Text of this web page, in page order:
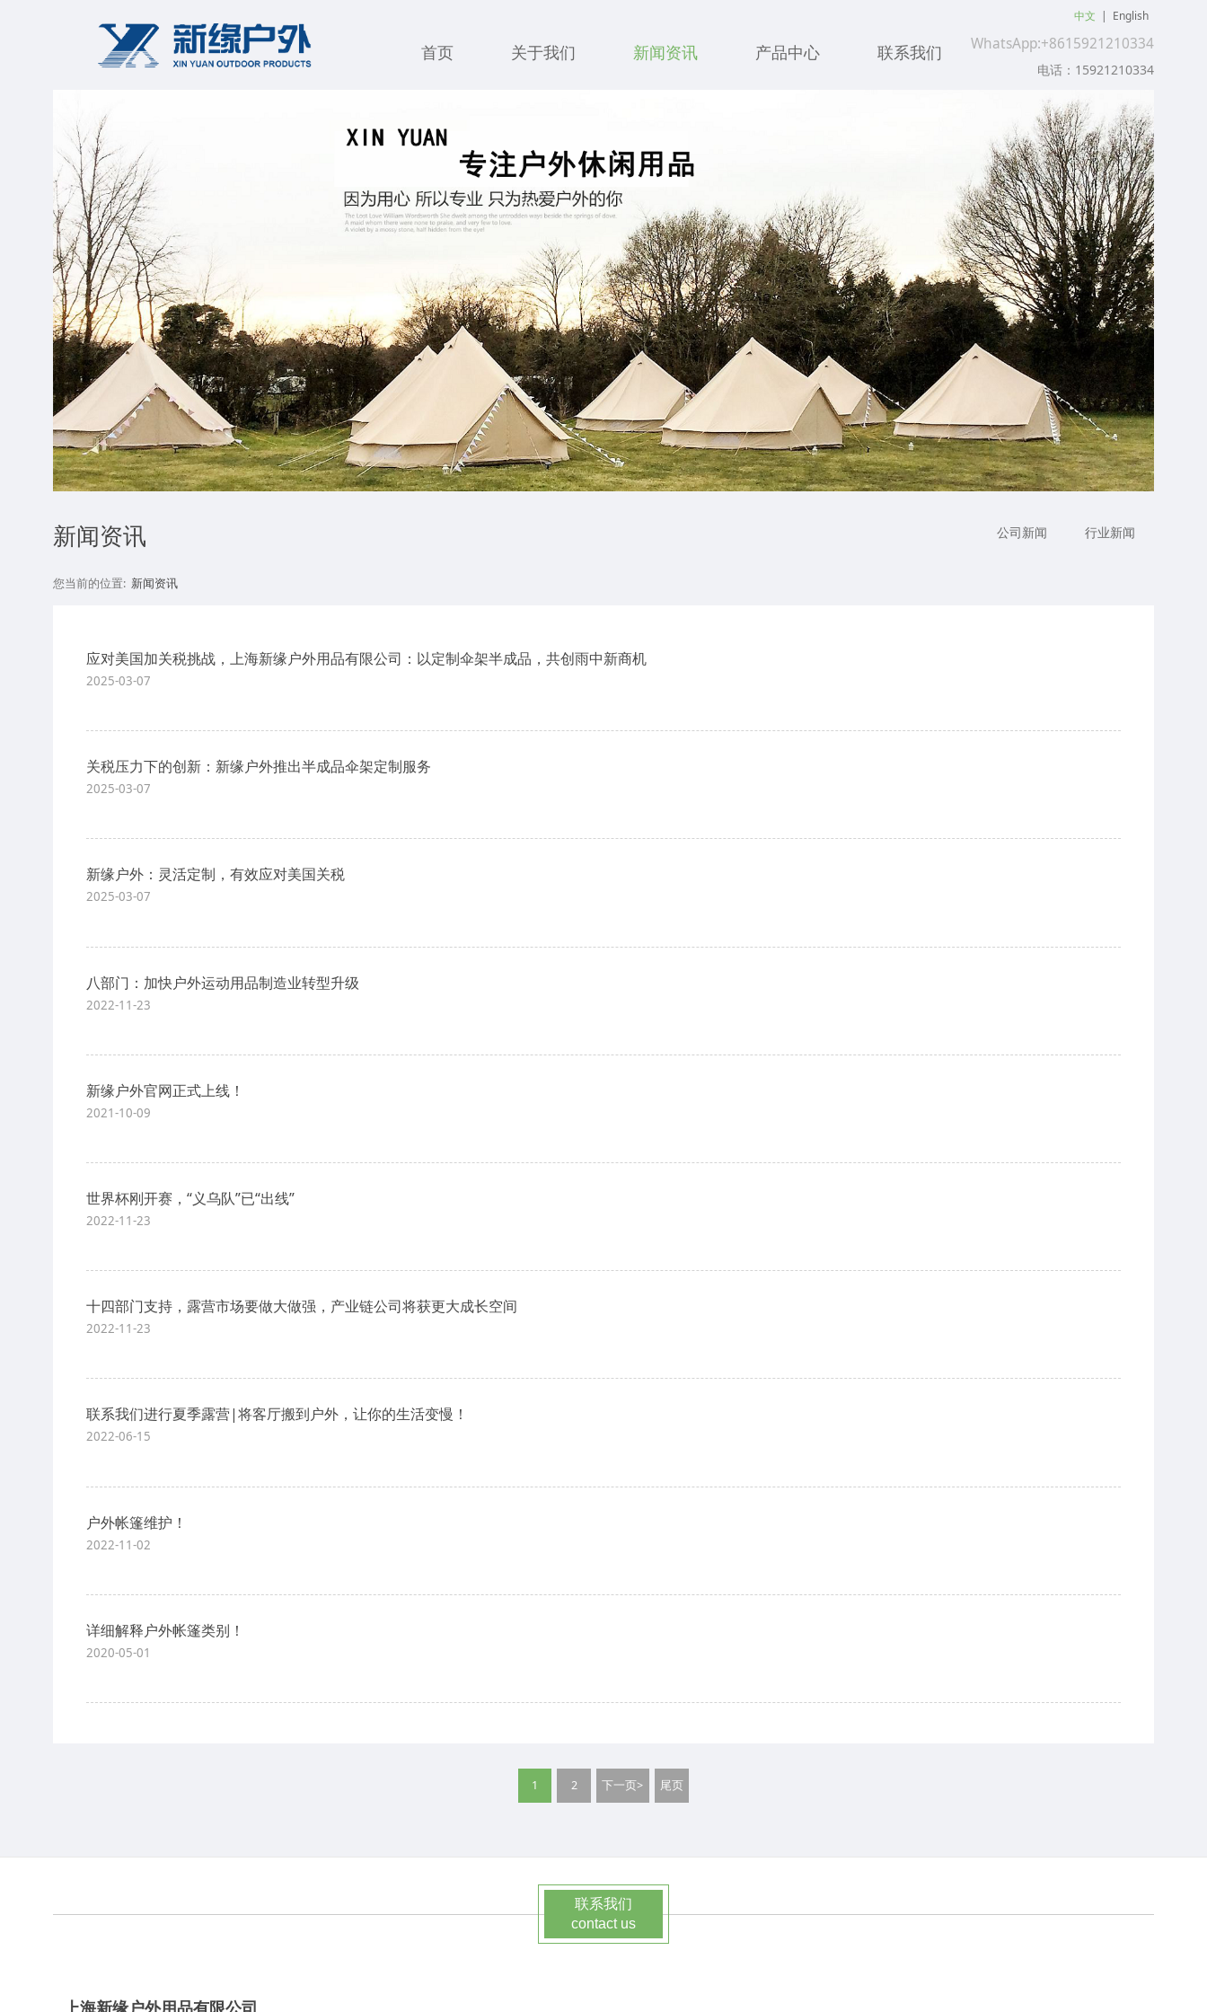
中文 | English
WhatsApp:+8615921210334
电话：15921210334
首页 关于我们 新闻资讯 产品中心 联系我们
新闻资讯 公司新闻 行业新闻
您当前的位置: 新闻资讯
应对美国加关税挑战，上海新缘户外用品有限公司：以定制伞架半成品，共创雨中新商机
2025-03-07
关税压力下的创新：新缘户外推出半成品伞架定制服务
2025-03-07
新缘户外：灵活定制，有效应对美国关税
2025-03-07
八部门：加快户外运动用品制造业转型升级
2022-11-23
新缘户外官网正式上线！
2021-10-09
世界杯刚开赛，“义乌队”已“出线”
2022-11-23
十四部门支持，露营市场要做大做强，产业链公司将获更大成长空间
2022-11-23
联系我们进行夏季露营|将客厅搬到户外，让你的生活变慢！
2022-06-15
户外帐篷维护！
2022-11-02
详细解释户外帐篷类别！
2020-05-01
1 2 下一页> 尾页
联系我们
contact us